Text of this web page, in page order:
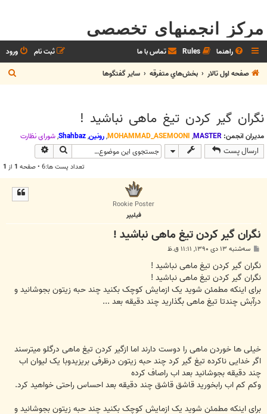
مرکز انجمنهای تخصصی
راهنما Rules تماس با ما ورود
ثبت نام
صفحه اول تالار
بخش‌‌هاي متفرقه ساير گفتگوها
س
نگران گیر کردن تیغ ماهی نباشید !
مدیران انجمن: MASTER
,
MOHAMMAD_ASEMOONI
,رونین,
Shahbaz
,شوراي نظارت
ارسال پست جستجو
تعداد پست ها:6 • صفحه 1 از 1
Rookie Poster
فیلیپر
نگران گیر کردن تیغ ماهی نباشید !
ت
سه‌شنبه ۱۳ دی ۱۳۹۰, ۱۱:۱۱ ق.ظ
نگران گیر کردن تیغ ماهی نباشید !
نگران گیر کردن تیغ ماهی نباشید !
برای اینکه مطمئن شوید یک ازمایش کوچک بکنید چند حبه زیتون بجوشانید و
درآبش چندتا تیغ ماهی بگذارید چند دقیقه بعد ...
خیلی ها خوردن ماهی را دوست دارند اما ازگیر کردن تیغ ماهی درگلو میترسند
اگر خدایی ناکرده تیغ گیر کرد چند حبه زیتون درظرفی بریزیدوبا یک لیوان اب
چند دقیقه بجوشانید بعد اب راصاف کرده
وکم کم اب رابخورید قاشق قاشق چند دقیقه بعد احساس راحتی خواهید کرد.
برای اینکه مطمئن شوید یک ازمایش کوچک بکنید چند حبه زیتون بجوشانید و